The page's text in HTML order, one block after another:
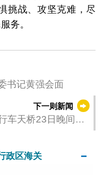
挑战、攻坚克难，尽
务。
书记黄强会面
下一则新闻
车天桥23日晚间至
政区海关